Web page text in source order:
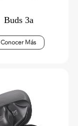
Buds 3a
Conocer Más